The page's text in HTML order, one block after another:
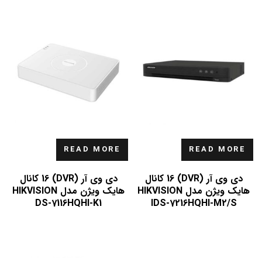
READ MORE
دی وی آر (DVR) 16 کانال
هایک ویژن مدل HIKVISION
IDS-7216HQHI-M2/S
READ MORE
دی وی آر (DVR) 16 کانال
هایک ویژن مدل HIKVISION
DS-7116HQHI-K1